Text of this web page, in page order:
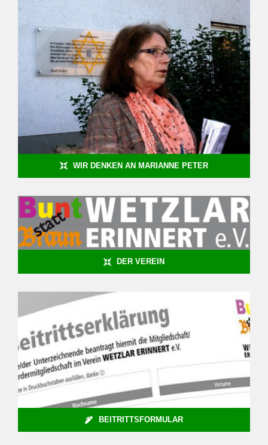
WIR DENKEN AN MARIANNE PETER
DER VEREIN
BEITRITTSFORMULAR